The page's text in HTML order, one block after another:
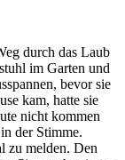
durch das Laub
im Garten und
bevor sie
kam, hatte sie
nicht kommen
der Stimme.
zu melden. Den